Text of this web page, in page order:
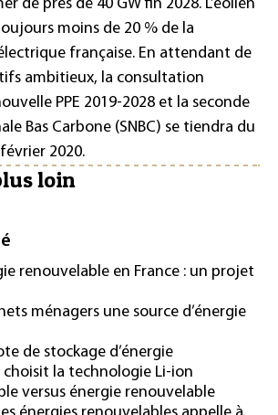
de près de 40 GW fin 2028. L’éolien
moins de 20 % de la
française. En attendant de
ambitieux, la consultation
PPE 2019-2028 et la seconde
Bas Carbone (SNBC) se tiendra du
2020.
loin
renouvelable en France : un projet
ménagers une source d’énergie
de stockage d’énergie
la technologie Li-ion
versus énergie renouvelable